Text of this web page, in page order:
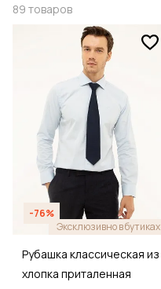
89 товаров
-76%
Эксклюзивно в бутиках
Рубашка классическая из
хлопка приталенная